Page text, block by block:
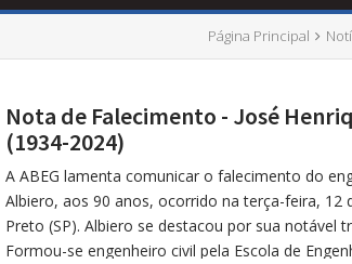
Página Principal
Nota de Falecimento - José
(1934-2024)
A ABEG lamenta comunicar o falecimento do
Albiero, aos 90 anos, ocorrido na terça-feira, 12
Preto (SP). Albiero se destacou por sua notável
Formou-se engenheiro civil pela Escola de